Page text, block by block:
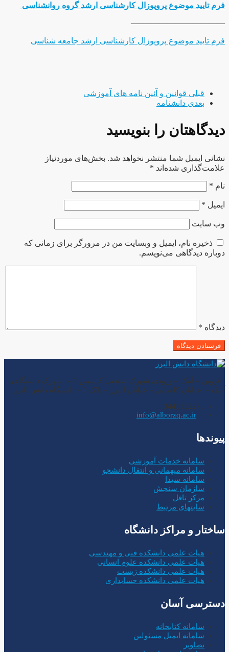
فرم تایید موضوع پروپوزال کارشناسی ارشد گروه روانشناسی
———————————–
فرم تایید موضوع پروپوزال کارشناسی ارشد جامعه شناسی
قبلی قوانین و آئین نامه های آموزشی
بعدی دانشنامه
دیدگاهتان را بنویسید
نشانی ایمیل شما منتشر نخواهد شد. بخش‌های موردنیاز
علامت‌گذاری شده‌اند *
نام *
ایمیل *
وب‌ سایت
ذخیره نام، ایمیل و وبسایت من در مرورگر برای زمانی که
دوباره دیدگاهی می‌نویسم.
دیدگاه *
قزوین – آبیک – ورودی شهرک صنعتی کاسپین 2 – شهرک دانشگاهی
آبیک – خیابان کاشانی – خیابان البرز – پلاک 0 – دانشگاه دانش البرز
3441152278
info@alborzq.ac.ir
پیوندها
سامانه خدمات آموزشی
سامانه میهمانی و انتقال دانشجو
سامانه سیدا
سازمان سنجش
مرکز تافل
سایتهای مرتبط
ساختار و مراکز دانشگاه
هیات علمی دانشکده فنی و مهندسی
هیات علمی دانشکده علوم انسانی
هیات علمی دانشکده زیست
هیات علمی دانشکده حسابداری
دسترسی آسان
سامانه کتابخانه
سامانه ایمیل مسئولین
تصاویر